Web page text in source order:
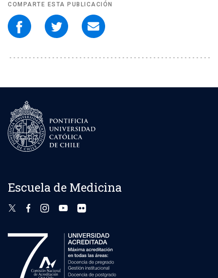
COMPARTE ESTA PUBLICACIÓN
Escuela de Medicina